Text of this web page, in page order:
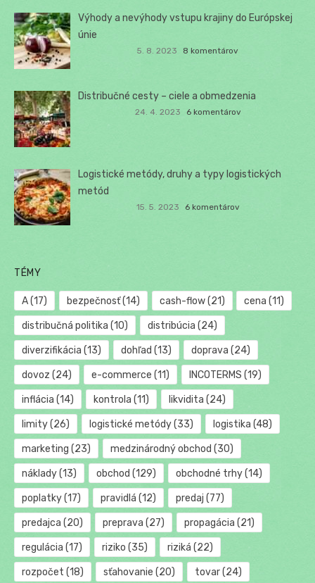
Výhody a nevýhody vstupu krajiny do Európskej
únie
5. 8. 2023 8 komentárov
Distribučné cesty – ciele a obmedzenia
24. 4. 2023 6 komentárov
Logistické metódy, druhy a typy logistických
metód
15. 5. 2023 6 komentárov
TÉMY
A(17) bezpečnosť(14) cash-flow(21) cena (11)
distribučná politika (10) distribúcia (24)
diverzifikácia (13) dohľad (13) doprava (24)
dovoz (24) e-commerce (11) INCOTERMS (19)
inflácia (14) kontrola (11) likvidita (24)
limity(26) logistické metódy(33) logistika (48)
marketing (23) medzinárodný obchod (30)
náklady(13) obchod (129) obchodné trhy(14)
poplatky(17) pravidlá (12) predaj (77)
predajca (20) preprava (27) propagácia (21)
regulácia (17) riziko (35) riziká (22)
rozpočet (18) sťahovanie (20) tovar(24)